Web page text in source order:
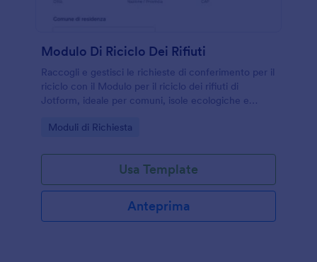
Modulo Di Riciclo Dei Rifiuti
Raccogli e gestisci le richieste di conferimento per il
riciclo con il Modulo per il riciclo dei rifiuti di
Jotform, ideale per comuni, isole ecologiche e
collection online.
Go to Category:
Moduli di Richiesta
Usa Template
Anteprima